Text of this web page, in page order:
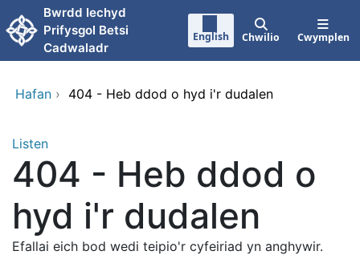
Neidio i'r prif gynnwy
Bwrdd Iechyd
Prifysgol Betsi
Cadwaladr
English Chwilio Cwymplen
Hafan › 404 - Heb ddod o hyd i'r dudalen
Listen
404 - Heb ddod o
hyd i'r dudalen
Efallai eich bod wedi teipio'r cyfeiriad yn anghywir.